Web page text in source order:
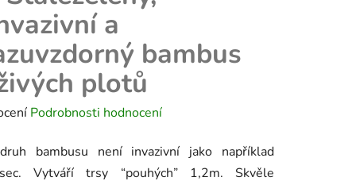
a
bambus
plotů
Podrobnosti hodnocení
bambusu není invazivní jako například
Vytváří trsy “pouhých” 1,2m. Skvěle